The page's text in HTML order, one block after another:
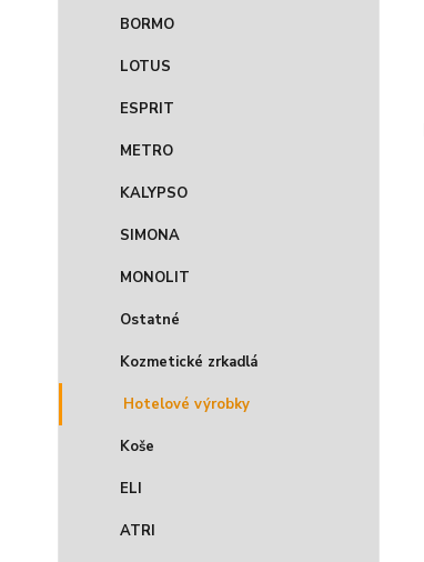
BORMO
LOTUS
ESPRIT
METRO
KALYPSO
SIMONA
MONOLIT
Ostatné
Kozmetické zrkadlá
Hotelové výrobky
Koše
ELI
ATRI